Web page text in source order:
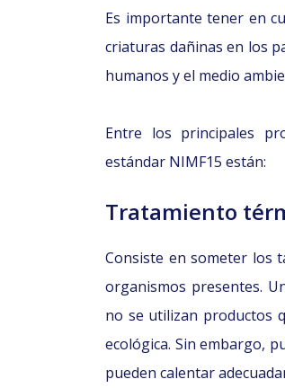
Es importante tener en
criaturas dañinas en los
humanos y el medio
Entre los principales
estándar NIMF15 están:
Tratamiento
Consiste en someter los
organismos presentes.
no se utilizan productos
ecológica. Sin embargo,
pueden calentar